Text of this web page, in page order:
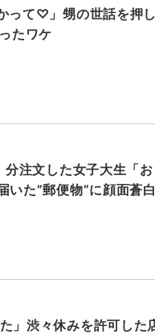
って♡」甥の世話を押
たワケ
注文した女子大生「
た”郵便物”に顔面蒼
」渋々休みを許可し